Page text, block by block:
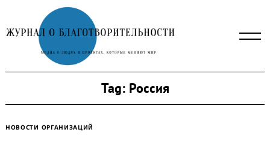
to
content
Tag:Россия
НОВОСТИ ОРГАНИЗАЦИЙ